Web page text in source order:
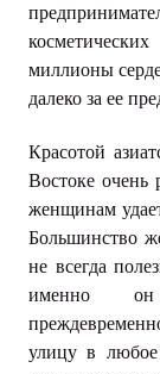
миллионы
далеко за ее
Красотой
Востоке очень
женщинам
Большинство
не всегда
именно он
улицу в любое